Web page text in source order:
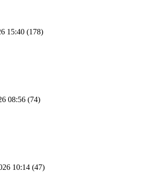
15:40 (178)
08:56 (74)
10:14 (47)